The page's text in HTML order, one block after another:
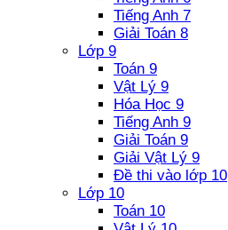
Tiếng Anh 7
Giải Toán 8
Lớp 9
Toán 9
Vật Lý 9
Hóa Học 9
Tiếng Anh 9
Giải Toán 9
Giải Vật Lý 9
Đề thi vào lớp 10
Lớp 10
Toán 10